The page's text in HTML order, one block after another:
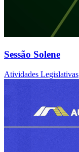
Sessão Solene
Atividades Legislativas